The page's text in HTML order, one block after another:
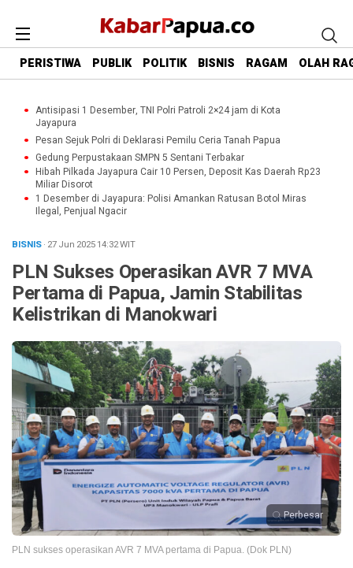
PERISTIWA PUBLIK POLITIK BISNIS RAGAM OLAH
Antisipasi 1 Desember, TNI Polri Patroli 2×24 jam di Kota
Jayapura
Pesan Sejuk Polri di Deklarasi Pemilu Ceria Tanah Papua
Gedung Perpustakaan SMPN 5 Sentani Terbakar
Hibah Pilkada Jayapura Cair 10 Persen, Deposit Kas Daerah Rp23
Miliar Disorot
1 Desember di Jayapura: Polisi Amankan Ratusan Botol Miras
Ilegal, Penjual Ngacir
BISNIS· 27 Jun 202514:32WIT
PLN Sukses Operasikan AVR 7 MVA
Pertama di Papua, Jamin Stabilitas
Kelistrikan di Manokwari
Perbesar
PLN sukses operasikan AVR 7 MVA pertama di Papua. (Dok PLN)